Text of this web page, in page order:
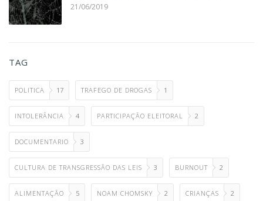
21/06/2019
TAG
POLITICA 17 TRAFEGO DE DROGAS 1
INTOLERÂNCIA 4 PARTICIPAÇÃO ELEITORAL 2
DOCUMENTARIO 3
CULTURA DE TRANSGRESSÃO DAS LEIS 3 BURNOUT 2
ALIMENTAÇÃO 5 NOAM CHOMSKY 2 CRIANÇAS 2